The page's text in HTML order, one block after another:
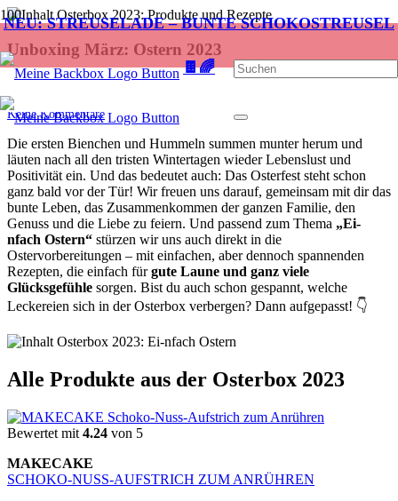
NEU: STREUSELADE – BUNTE SCHOKOSTREUSEL
🍫🌈
Unboxing März: Ostern 2023
vor 3 Jahren
Alicia
Keine Kommentare
Die ersten Bienchen und Hummeln summen munter herum und
läuten nach all den tristen Wintertagen wieder Lebenslust und
Positivität ein. Und das bedeutet auch: Das Osterfest steht schon
ganz bald vor der Tür! Wir freuen uns darauf, gemeinsam mit dir das
bunte Leben, das Zusammenkommen der ganzen Familie, den
Genuss und die Liebe zu feiern. Und passend zum Thema „Ei-
nfach Ostern“ stürzen wir uns auch direkt in die
Ostervorbereitungen – mit einfachen, aber dennoch spannenden
Rezepten, die einfach fürgute Laune und ganz viele
Glücksgefühle sorgen. Bist du auch schon gespannt, welche
Leckereien sich in der Osterbox verbergen? Dann aufgepasst! 👇
Alle Produkte aus der Osterbox 2023
Bewertet mit 4.24 von 5
MAKECAKE
SCHOKO-NUSS-AUFSTRICH ZUM ANRÜHREN